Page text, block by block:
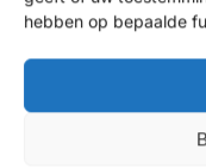
hebben op bepaalde
Hoe vraagt u
De aanvraag
Een gesprek